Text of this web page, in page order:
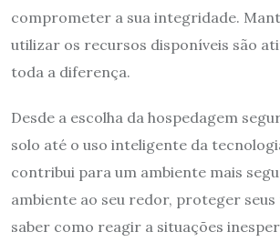
comprometer a sua integridade.
utilizar os recursos disponíveis são
toda a diferença.
Desde a escolha da hospedagem
solo até o uso inteligente da
contribui para um ambiente mais
ambiente ao seu redor, proteger
saber como reagir a situações